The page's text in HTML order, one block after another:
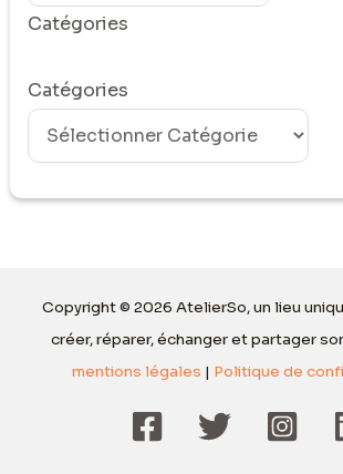
Catégories
Catégories
Copyright © 2026 AtelierSo, un lieu
créer, réparer, échanger et partager
mentions légales | Politique de